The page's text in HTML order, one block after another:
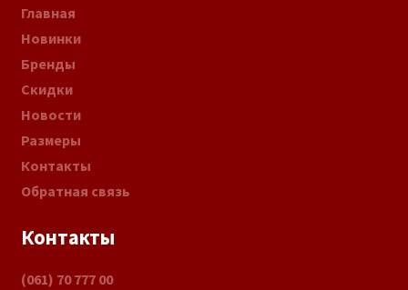
Главная
Новинки
Бренды
Скидки
Новости
Размеры
Контакты
Обратная связь
Контакты
(061) 70 777 00